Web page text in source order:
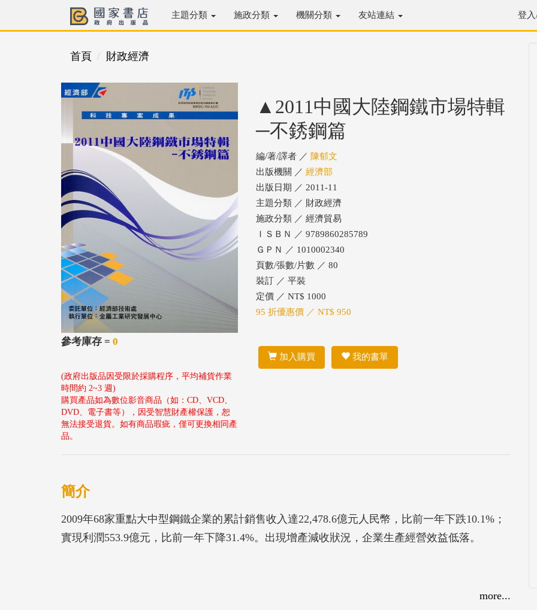
主題分類 施政分類 機關分類 友站連結 登
首頁 財政經濟
參考庫存 = 0
(政府出版品因受限於採購程序，平均補貨作業
時間約 2~3 週)
購買產品如為數位影音商品（如：CD、VCD、
DVD、電子書等），因受智慧財產權保護，恕
無法接受退貨。如有商品瑕疵，僅可更換相同產
品。
▲2011中國大陸鋼鐵市場特輯
─不銹鋼篇
編/著/譯者 ／ 陳郁文
出版機關 ／ 經濟部
出版日期 ／ 2011-11
主題分類 ／ 財政經濟
施政分類 ／ 經濟貿易
ＩＳＢＮ ／ 9789860285789
ＧＰＮ ／ 1010002340
頁數/張數/片數 ／ 80
裝訂 ／ 平裝
定價 ／ NT$ 1000
95 折優惠價 ／ NT$ 950
加入購買 我的書單
簡介
2009年68家重點大中型鋼鐵企業的累計銷售收入達22,478.6億元人民幣，比前一年下跌10.1%；
實現利潤553.9億元，比前一年下降31.4%。出現增產減收狀況，企業生產經營效益低落。
more...